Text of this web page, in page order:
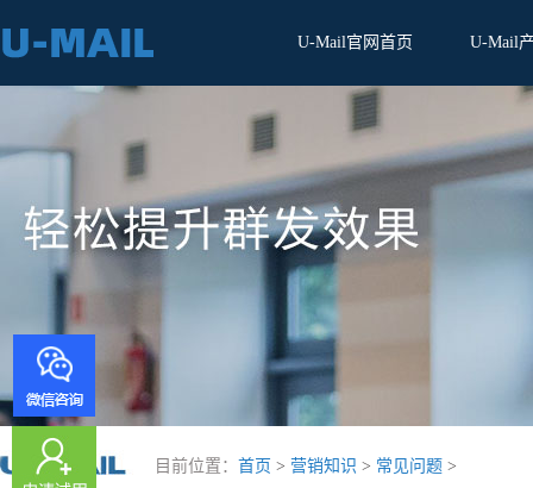
U-Mail官网首页 U-Mail
目前位置： 首页 > 营销知识 > 常见问题 >